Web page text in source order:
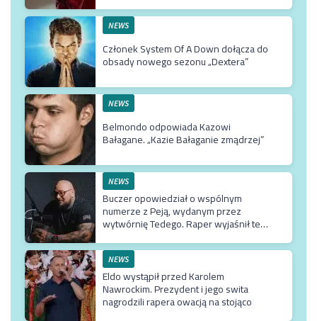
NEWS
Członek System Of A Down dołącza do
obsady nowego sezonu „Dextera”
NEWS
Belmondo odpowiada Kazowi
Bałagane. „Kazie Bałaganie zmądrzej”
NEWS
Buczer opowiedział o wspólnym
numerze z Peją, wydanym przez
wytwórnię Tedego. Raper wyjaśnił też
kanału Wielkie Joł
NEWS
Eldo wystąpił przed Karolem
Nawrockim. Prezydent i jego swita
nagrodzili rapera owacją na stojąco